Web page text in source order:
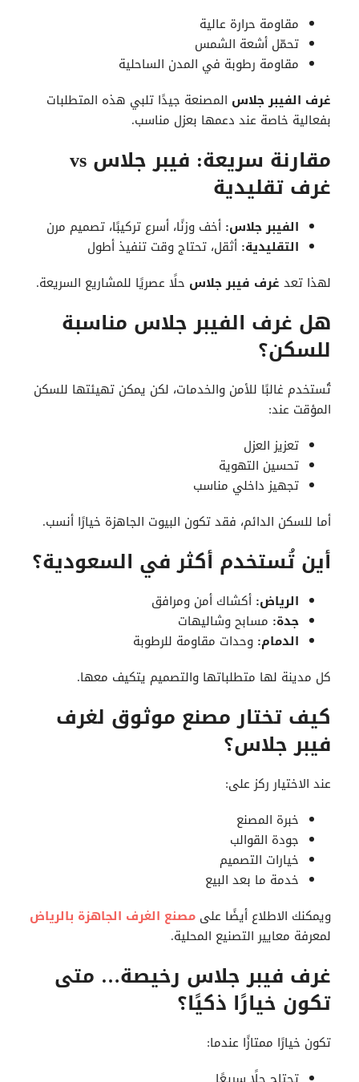
مقاومة حرارة عالية
تحمّل أشعة الشمس
مقاومة رطوبة في المدن الساحلية
غرف الفيبر جلاس المصنعة جيدًا تلبي هذه المتطلبات
بفعالية خاصة عند دعمها بعزل مناسب.
مقارنة سريعة: فيبر جلاس vs
غرف تقليدية
الفيبر جلاس: أخف وزنًا، أسرع تركيبًا، تصميم مرن
التقليدية: أثقل، تحتاج وقت تنفيذ أطول
لهذا تعد غرف فيبر جلاس حلًا عصريًا للمشاريع السريعة.
هل غرف الفيبر جلاس مناسبة
للسكن؟
تُستخدم غالبًا للأمن والخدمات، لكن يمكن تهيئتها للسكن
المؤقت عند:
تعزيز العزل
تحسين التهوية
تجهيز داخلي مناسب
أما للسكن الدائم، فقد تكون البيوت الجاهزة خيارًا أنسب.
أين تُستخدم أكثر في السعودية؟
الرياض: أكشاك أمن ومرافق
جدة: مسابح وشاليهات
الدمام: وحدات مقاومة للرطوبة
كل مدينة لها متطلباتها والتصميم يتكيف معها.
كيف تختار مصنع موثوق لغرف
فيبر جلاس؟
عند الاختيار ركز على:
خبرة المصنع
جودة القوالب
خيارات التصميم
خدمة ما بعد البيع
ويمكنك الاطلاع أيضًا على مصنع الغرف الجاهزة بالرياض
لمعرفة معايير التصنيع المحلية.
غرف فيبر جلاس رخيصة… متى
تكون خيارًا ذكيًا؟
تكون خيارًا ممتازًا عندما: